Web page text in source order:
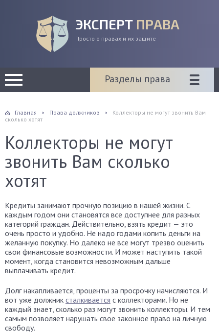
ЭКСПЕРТ ПРАВА
Просто о правах и их защите
Разделы права
Главная Права должников
Коллекторы не могут звонить Вам
сколько хотят
Коллекторы не могут
звонить Вам сколько
хотят
Кредиты занимают прочную позицию в нашей жизни. С
каждым годом они становятся все доступнее для разных
категорий граждан. Действительно, взять кредит — это
очень просто и удобно. Не надо годами копить деньги на
желанную покупку. Но далеко не все могут трезво оценить
свои финансовые возможности. И может наступить такой
момент, когда становится невозможным дальше
выплачивать кредит.
Долг накапливается, проценты за просрочку начисляются. И
вот уже должник сталкивается с коллекторами. Но не
каждый знает, сколько раз могут звонить коллекторы. И тем
самым позволяет нарушать свое законное право на личную
свободу.